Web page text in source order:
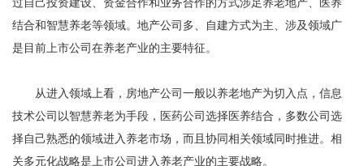
结合和智慧养老等领域。地产公司多、自建方式为主、涉及领域广
是目前上市公司在养老产业的主要特征。
从进入领域上看，房地产公司一般以养老地产为切入点，信息
技术公司以智慧养老为手段，医药公司选择医养结合，多数公司选
择自己熟悉的领域进入养老市场，而且协同相关领域同时推进。相
关多元化战略是上市公司进入养老产业的主要战略。